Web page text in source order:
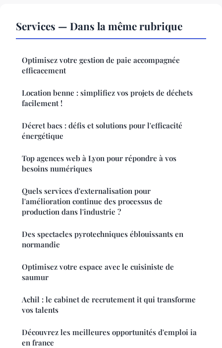
Services — Dans la même rubrique
Optimisez votre gestion de paie accompagnée
efficacement
Location benne : simplifiez vos projets de déchets
facilement !
Décret bacs : défis et solutions pour l'efficacité
énergétique
Top agences web à Lyon pour répondre à vos
besoins numériques
Quels services d'externalisation pour
l'amélioration continue des processus de
production dans l'industrie ?
Des spectacles pyrotechniques éblouissants en
normandie
Optimisez votre espace avec le cuisiniste de
saumur
Achil : le cabinet de recrutement it qui transforme
vos talents
Découvrez les meilleures opportunités d'emploi ia
en france